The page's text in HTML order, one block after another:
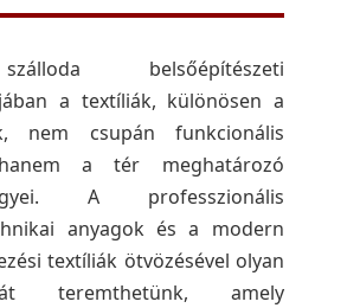
belsőépítészeti
a textíliák, különösen a
nem csupán funkcionális
a tér meghatározó
A professzionális
anyagok és a modern
textíliák ötvözésével olyan
teremthetünk, amely